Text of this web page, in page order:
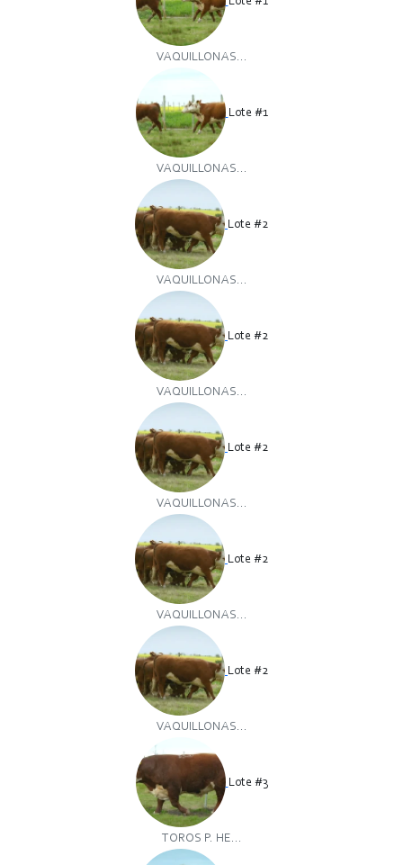
VAQUILLONAS...
Lote #1
VAQUILLONAS...
Lote #2
VAQUILLONAS...
Lote #2
VAQUILLONAS...
Lote #2
VAQUILLONAS...
Lote #2
VAQUILLONAS...
Lote #2
VAQUILLONAS...
Lote #3
TOROS P. HE...